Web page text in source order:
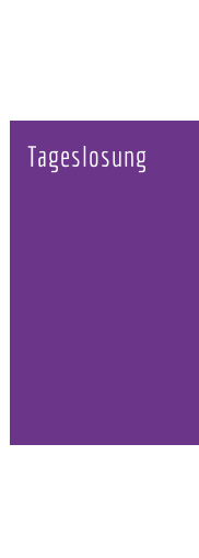
Tageslosung